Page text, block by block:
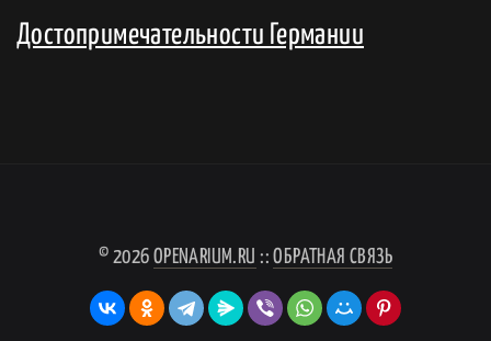
Достопримечательности Германии
© 2026 OPENARIUM.RU ::ОБРАТНАЯ СВЯЗЬ